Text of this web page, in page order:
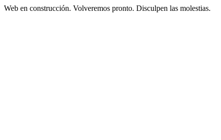
Web en construcción. Volveremos pronto. Disculpen las molestias.